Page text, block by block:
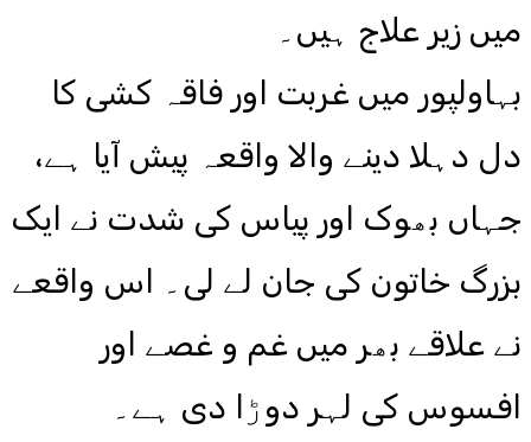
میں زیر علاج ہیں۔
بہاولپور میں غربت اور فاقہ کشی کا
دل دہلا دینے والا واقعہ پیش آیا ہے،
جہاں بھوک اور پیاس کی شدت نے ایک
بزرگ خاتون کی جان لے لی۔ اس واقعے
نے علاقے بھر میں غم و غصے اور
افسوس کی لہر دوڑا دی ہے۔